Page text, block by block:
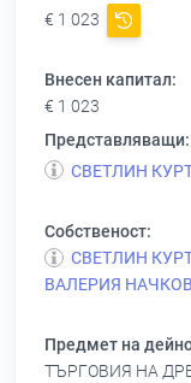
€ 1 023
Внесен капитал:
€ 1 023
Представляващи:
СВЕТЛИН
Собственост:
СВЕТЛИН
ВАЛЕРИЯ
Предмет на
ТЪРГОВИЯ НА